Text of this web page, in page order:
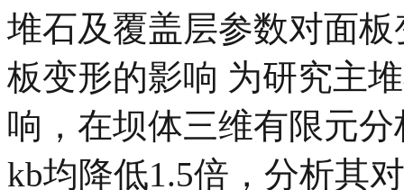
堆石及覆盖层参数对面
板变形的影响 为研究主
响，在坝体三维有限元
kb均降低1.5倍，分析其